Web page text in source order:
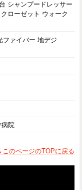
シャンプードレッサー
ローゼット ウォーク
ファイバー 地デジ
病院
このページのTOPに戻る